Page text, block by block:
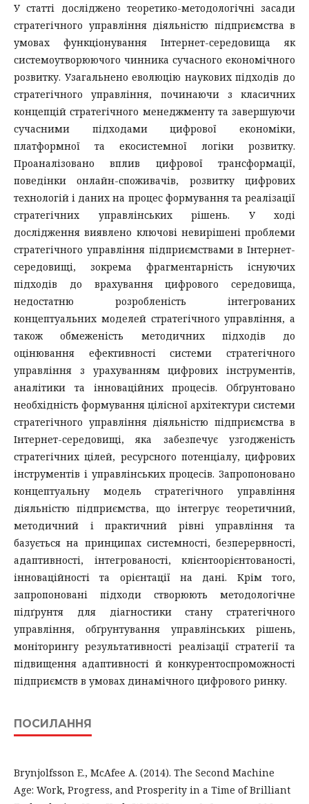
У статті досліджено теоретико-методологічні засади
стратегічного управління діяльністю підприємства в
умовах функціонування Інтернет-середовища як
системоутворюючого чинника сучасного економічного
розвитку. Узагальнено еволюцію наукових підходів до
стратегічного управління, починаючи з класичних
концепцій стратегічного менеджменту та завершуючи
сучасними підходами цифрової економіки,
платформної та екосистемної логіки розвитку.
Проаналізовано вплив цифрової трансформації,
поведінки онлайн-споживачів, розвитку цифрових
технологій і даних на процес формування та реалізації
стратегічних управлінських рішень. У ході
дослідження виявлено ключові невирішені проблеми
стратегічного управління підприємствами в Інтернет-
середовищі, зокрема фрагментарність існуючих
підходів до врахування цифрового середовища,
недостатню розробленість інтегрованих
концептуальних моделей стратегічного управління, а
також обмеженість методичних підходів до
оцінювання ефективності системи стратегічного
управління з урахуванням цифрових інструментів,
аналітики та інноваційних процесів. Обґрунтовано
необхідність формування цілісної архітектури системи
стратегічного управління діяльністю підприємства в
Інтернет-середовищі, яка забезпечує узгодженість
стратегічних цілей, ресурсного потенціалу, цифрових
інструментів і управлінських процесів. Запропоновано
концептуальну модель стратегічного управління
діяльністю підприємства, що інтегрує теоретичний,
методичний і практичний рівні управління та
базується на принципах системності, безперервності,
адаптивності, інтегрованості, клієнтоорієнтованості,
інноваційності та орієнтації на дані. Крім того,
запропоновані підходи створюють методологічне
підґрунтя для діагностики стану стратегічного
управління, обґрунтування управлінських рішень,
моніторингу результативності реалізації стратегії та
підвищення адаптивності й конкурентоспроможності
підприємств в умовах динамічного цифрового ринку.
ПОСИЛАННЯ
Brynjolfsson E., McAfee A. (2014). The Second Machine
Age: Work, Progress, and Prosperity in a Time of Brilliant